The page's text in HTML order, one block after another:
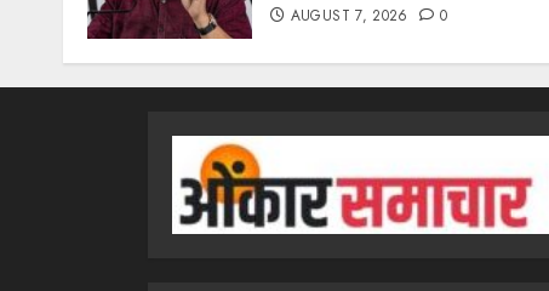
AUGUST 7, 2026 0